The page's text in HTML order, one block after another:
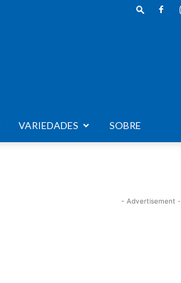
VARIEDADES SOBRE
- Advertisement -